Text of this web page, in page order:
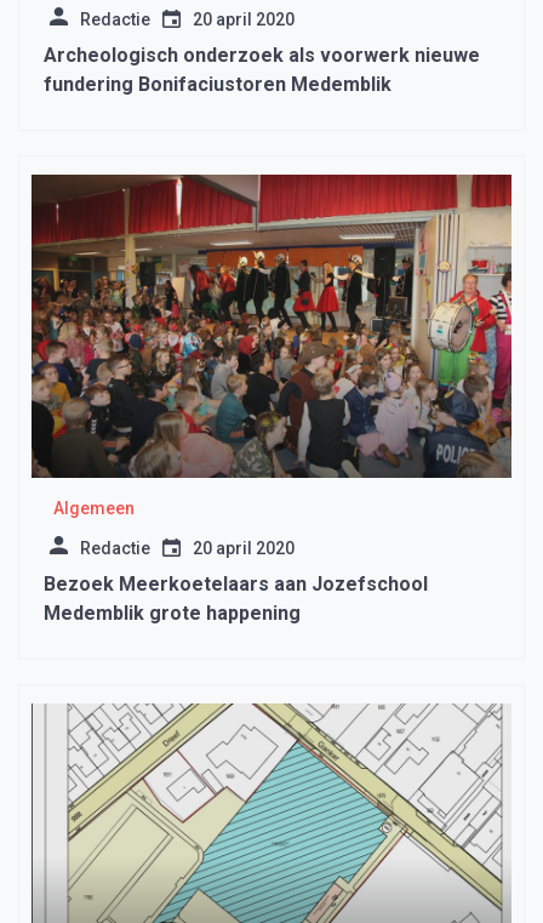
Redactie 20 april 2020
Archeologisch onderzoek als voorwerk nieuwe
fundering Bonifaciustoren Medemblik
Algemeen
Redactie 20 april 2020
Bezoek Meerkoetelaars aan Jozefschool
Medemblik grote happening